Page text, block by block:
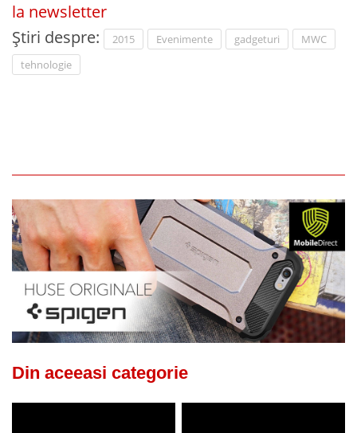
la newsletter
Știri despre:
2015 Evenimente gadgeturi
MWC
tehnologie
Din aceeasi categorie